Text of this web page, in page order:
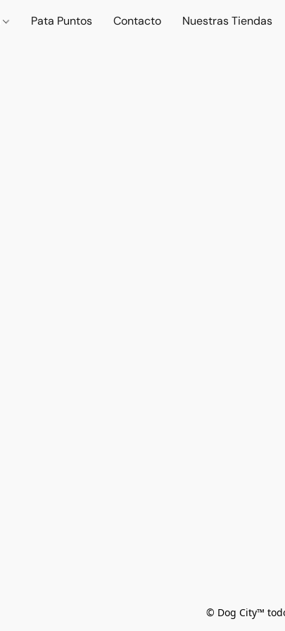
Pata Puntos Contacto Nuestras Tiendas
© Dog City™